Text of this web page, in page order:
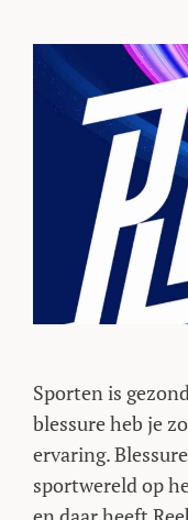
Sporten is
blessure heb je
ervaring.
sportwereld op